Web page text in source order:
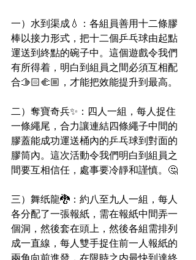
一）水到渠成💧：各組員善用十二條膠
棒以接力形式，把十二個乒乓球由起點
運送到終點的碗子中。這個遊戲令我們
有所得着，明白到組員之間必須互相配
合🫱🏻‍🫲🏼，才能把效能提升到最高。
二）奪寶奇兵✨：四人一組，每人捉住
一條繩尾，合力讓連結四條繩子中間的
膠蓋能成功運送桶內的乒乓球到對面的
膠筒內。這次活動令我們明白到組員之
間要互相信任，處事要冷靜和謹慎。🤔
三）舞纸龍🐉：約八至九人一組，每人
各分配了一張報紙，需在報紙中間弄一
個洞，然後套在頭上，然後各組需排列
成一直線，每人雙手捉住前一人報紙的
兩角向前進發，在限時之内最快到達終